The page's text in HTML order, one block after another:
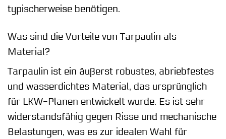
typischerweise benötigen.
Was sind die Vorteile von Tarpaulin als
Material?
Tarpaulin ist ein äußerst robustes, abriebfestes
und wasserdichtes Material, das ursprünglich
für LKW-Planen entwickelt wurde. Es ist sehr
widerstandsfähig gegen Risse und mechanische
Belastungen, was es zur idealen Wahl für